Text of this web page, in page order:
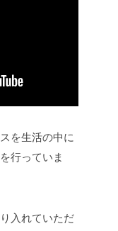
を生活の中に
行っていま
入れていただ